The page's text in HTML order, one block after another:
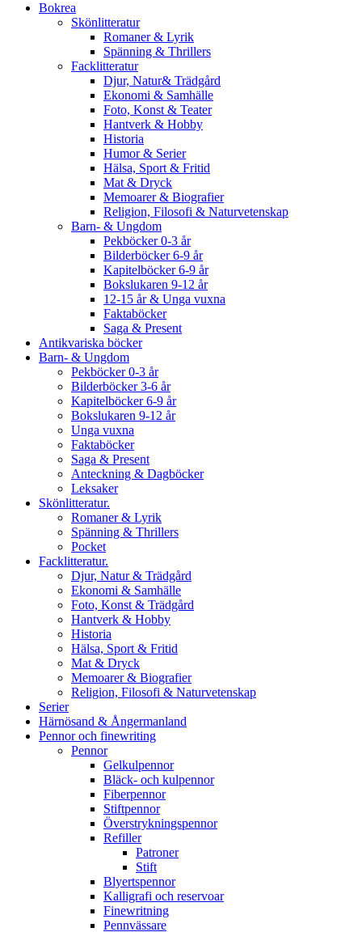
Bokrea
Skönlitteratur
Romaner & Lyrik
Spänning & Thrillers
Facklitteratur
Djur, Natur& Trädgård
Ekonomi & Samhälle
Foto, Konst & Teater
Hantverk & Hobby
Historia
Humor & Serier
Hälsa, Sport & Fritid
Mat & Dryck
Memoarer & Biografier
Religion, Filosofi & Naturvetenskap
Barn- & Ungdom
Pekböcker 0-3 år
Bilderböcker 6-9 år
Kapitelböcker 6-9 år
Bokslukaren 9-12 år
12-15 år & Unga vuxna
Faktaböcker
Saga & Present
Antikvariska böcker
Barn- & Ungdom
Pekböcker 0-3 år
Bilderböcker 3-6 år
Kapitelböcker 6-9 år
Bokslukaren 9-12 år
Unga vuxna
Faktaböcker
Saga & Present
Anteckning & Dagböcker
Leksaker
Skönlitteratur.
Romaner & Lyrik
Spänning & Thrillers
Pocket
Facklitteratur.
Djur, Natur & Trädgård
Ekonomi & Samhälle
Foto, Konst & Trädgård
Hantverk & Hobby
Historia
Hälsa, Sport & Fritid
Mat & Dryck
Memoarer & Biografier
Religion, Filosofi & Naturvetenskap
Serier
Härnösand & Ångermanland
Pennor och finewriting
Pennor
Gelkulpennor
Bläck- och kulpennor
Fiberpennor
Stiftpennor
Överstrykningspennor
Refiller
Patroner
Stift
Blyertspennor
Kalligrafi och reservoar
Finewritning
Pennvässare